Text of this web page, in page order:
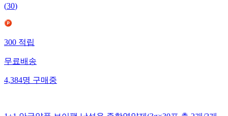
(30)
300적립
무료배송
4,384명구매중